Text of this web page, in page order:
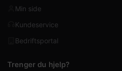
Min side
Kundeservice
Bedriftsportal
Trenger du hjelp?